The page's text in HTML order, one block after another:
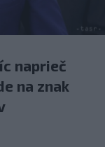
naprieč
na znak